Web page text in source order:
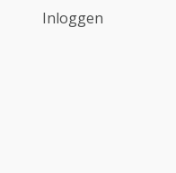
Inloggen